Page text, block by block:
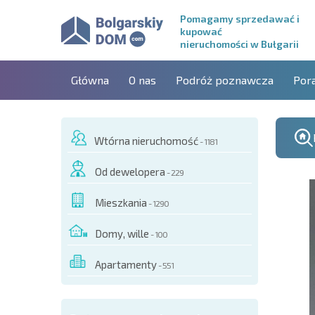
Pomagamy sprzedawać i
kupować
nieruchomości w Bułgarii
Główna O nas Podróż poznawcza
Wtórna nieruchomość - 1181
Od dewelopera - 229
Mieszkania - 1290
Domy, wille - 100
Apartamenty - 551
TYM OBIEKCIE